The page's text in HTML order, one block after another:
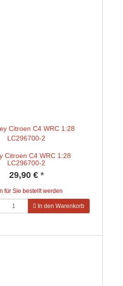
Citroen C4 WRC 1:28
LC296700-2
29,90 € *
für Sie bestellt werden
In den Warenkorb